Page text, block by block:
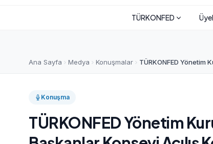
TÜRKONFED
Ana Sayfa Medya Konuşmalar TÜRKONFED Yönetim
Konuşma
TÜRKONFED Yönetim